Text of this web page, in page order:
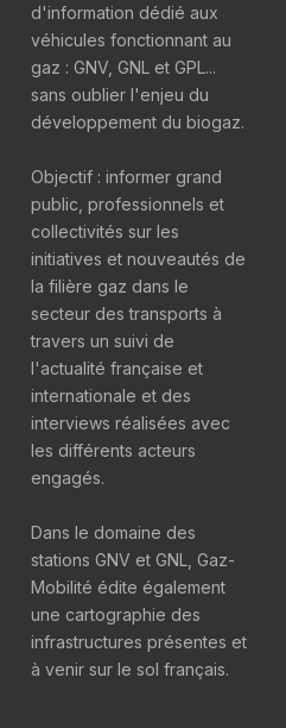
d'information dédié aux
véhicules fonctionnant au
gaz : GNV, GNL et GPL...
sans oublier l'enjeu du
développement du biogaz.
Objectif : informer grand
public, professionnels et
collectivités sur les
initiatives et nouveautés de
la filière gaz dans le
secteur des transports à
travers un suivi de
l'actualité française et
internationale et des
interviews réalisées avec
les différents acteurs
engagés.
Dans le domaine des
stations GNV et GNL, Gaz-
Mobilité édite également
une cartographie des
infrastructures présentes et
à venir sur le sol français.